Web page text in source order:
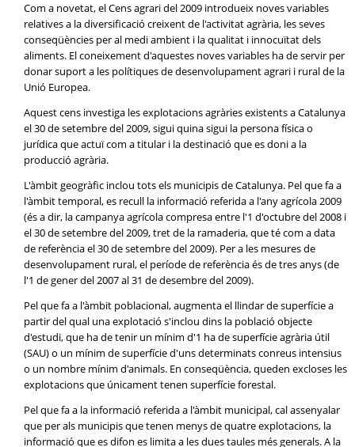
Com a novetat, el Cens agrari del 2009 introdueix noves variables
relatives a la diversificació creixent de l'activitat agrària, les seves
conseqüències per al medi ambient i la qualitat i innocuïtat dels
aliments. El coneixement d'aquestes noves variables ha de servir per
donar suport a les polítiques de desenvolupament agrari i rural de la
Unió Europea.
Aquest cens investiga les explotacions agràries existents a Catalunya
el 30 de setembre del 2009, sigui quina sigui la persona física o
jurídica que actuï com a titular i la destinació que es doni a la
producció agrària.
L'àmbit geogràfic inclou tots els municipis de Catalunya. Pel que fa a
l'àmbit temporal, es recull la informació referida a l'any agrícola 2009
(és a dir, la campanya agrícola compresa entre l'1 d'octubre del 2008 i
el 30 de setembre del 2009, tret de la ramaderia, que té com a data
de referència el 30 de setembre del 2009). Per a les mesures de
desenvolupament rural, el període de referència és de tres anys (de
l'1 de gener del 2007 al 31 de desembre del 2009).
Pel que fa a l'àmbit poblacional, augmenta el llindar de superfície a
partir del qual una explotació s'inclou dins la població objecte
d'estudi, que ha de tenir un mínim d'1 ha de superfície agrària útil
(SAU) o un mínim de superfície d'uns determinats conreus intensius
o un nombre mínim d'animals. En conseqüència, queden excloses les
explotacions que únicament tenen superfície forestal.
Pel que fa a la informació referida a l'àmbit municipal, cal assenyalar
que per als municipis que tenen menys de quatre explotacions, la
informació que es difon es limita a les dues taules més generals. A la